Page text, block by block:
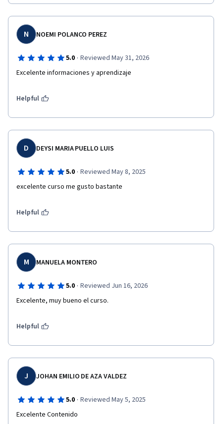
N NOEMI POLANCO PEREZ
5.0 · Reviewed May 31, 2026
Excelente informaciones y aprendizaje
Helpful
D DEYSI MARIA PUELLO LUIS
5.0 · Reviewed May 8, 2025
excelente curso me gusto bastante
Helpful
M MANUELA MONTERO
5.0 · Reviewed Jun 16, 2026
Excelente, muy bueno el curso.
Helpful
J JOHAN EMILIO DE AZA VALDEZ
5.0 · Reviewed May 5, 2025
Excelente Contenido